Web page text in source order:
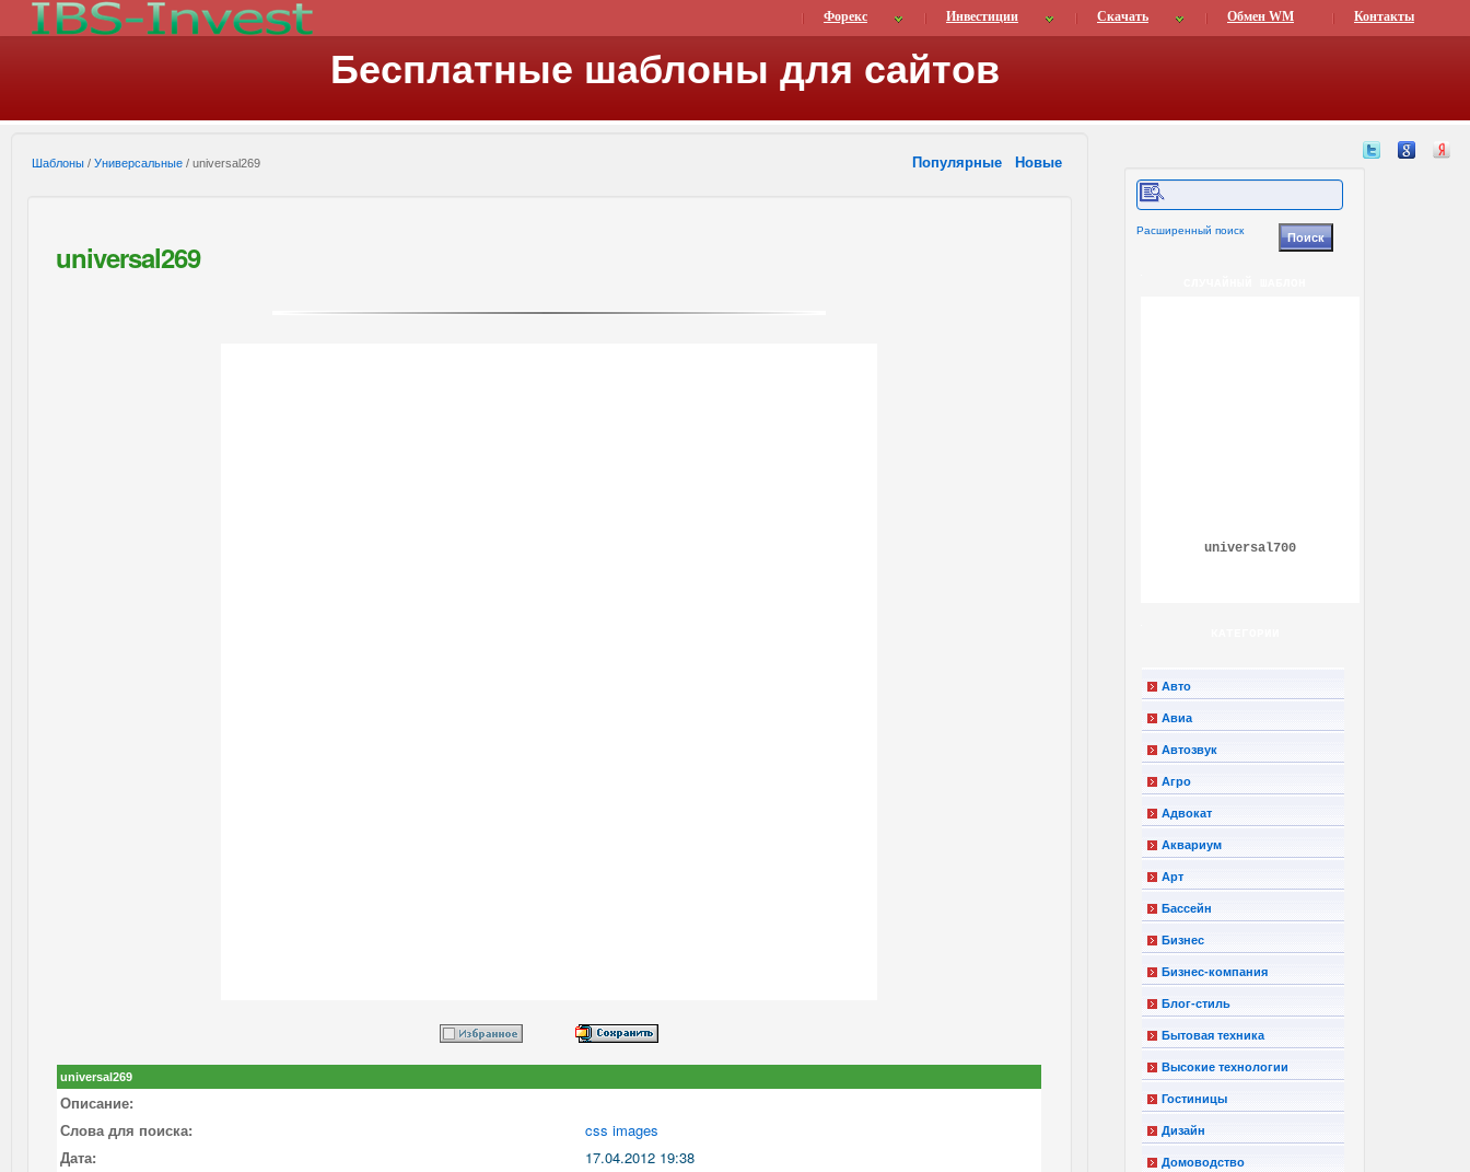
Форекс Инвестиции Скачать Обмен WM Контакты
Бесплатные шаблоны для сайтов
Шаблоны / Универсальные / universal269 Популярные Новые
universal269
universal269
Описание:
Слова для поиска:
css images
Дата:
17.04.2012 19:38
Расширенный поиск
universal700
Авто
Авиа
Автозвук
Агро
Адвокат
Аквариум
Арт
Бассейн
Бизнес
Бизнес-компания
Блог-стиль
Бытовая техника
Высокие технологии
Гостиницы
Дизайн
Домоводство